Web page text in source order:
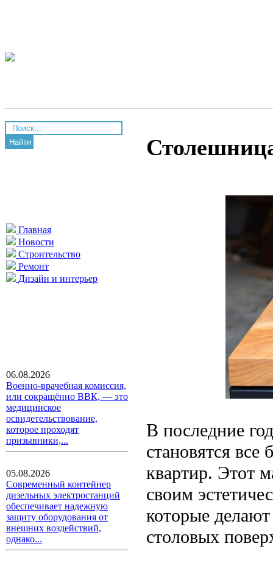
Найти
Главная
Новости
Строительство
Ремонт
Дизайн и интерьер
06.08.2026
Военно-врачебная комиссия,
или сокращённо ВВК, — это
медицинское
освидетельствование,
которое проходят
призывники,...
05.08.2026
Современный контейнер
дизельных электростанций
обеспечивает надежную
защиту оборудования от
внешних воздействий,
однако...
В последние
становятся
квартир. Этот
своим
которые
столовых